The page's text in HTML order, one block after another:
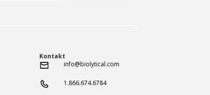
Kontakt
info@biolytical.com
1.866.674.6784